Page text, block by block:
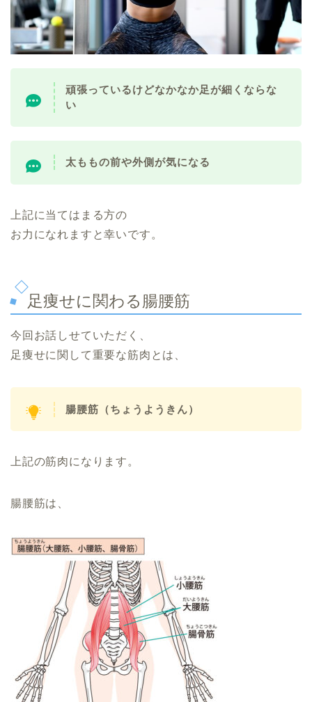
頑張っているけどなかなか足が細くならな
い
太ももの前や外側が気になる
上記に当てはまる方の
お力になれますと幸いです。
足痩せに関わる腸腰筋
今回お話しせていただく、
足痩せに関して重要な筋肉とは、
腸腰筋（ちょうようきん）
上記の筋肉になります。
腸腰筋は、